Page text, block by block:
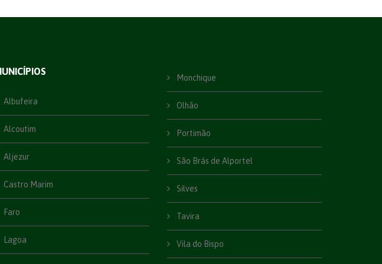
Albufeira
Alcoutim
Aljezur
Castro Marim
Faro
Lagoa
Monchique
Olhão
Portimão
São Brás de Alportel
Silves
Tavira
Vila do Bispo